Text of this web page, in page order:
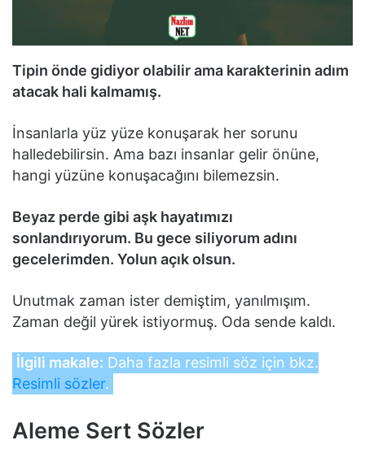
Tipin önde gidiyor olabilir ama karakterinin adım
atacak hali kalmamış.
İnsanlarla yüz yüze konuşarak her sorunu
halledebilirsin. Ama bazı insanlar gelir önüne,
hangi yüzüne konuşacağını bilemezsin.
Beyaz perde gibi aşk hayatımızı
sonlandırıyorum. Bu gece siliyorum adını
gecelerimden. Yolun açık olsun.
Unutmak zaman ister demiştim, yanılmışım.
Zaman değil yürek istiyormuş. Oda sende kaldı.
İlgili makale: Daha fazla resimli söz için bkz.
Resimli sözler.
Aleme Sert Sözler